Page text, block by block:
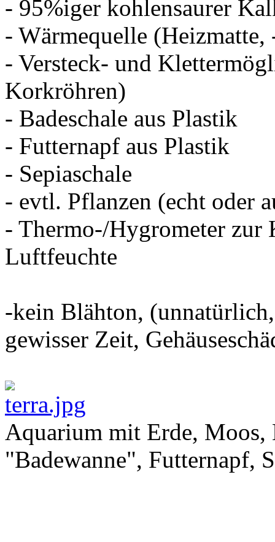
- 95%iger kohlensaurer
- Wärmequelle (Heizmatte,
- Versteck- und
Korkröhren)
- Badeschale aus Plastik
- Futternapf aus Plastik
- Sepiaschale
- evtl. Pflanzen (echt oder
- Thermo-/Hygrometer zur
Luftfeuchte
-kein Blähton,
gewisser Zeit,
Aquarium mit Erde,
"Badewanne", Futternapf,